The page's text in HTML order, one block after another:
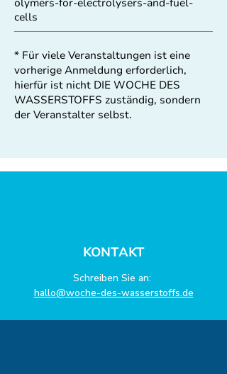
olymers-for-electrolysers-and-fuel-
cells
* Für viele Veranstaltungen ist eine
vorherige Anmeldung erforderlich,
hierfür ist nicht DIE WOCHE DES
WASSERSTOFFS zuständig, sondern
der Veranstalter selbst.
KONTAKT
Schreiben Sie an:
hallo@woche-des-wasserstoffs.de